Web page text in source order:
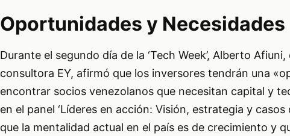
Oportunidades y Necesidades
Durante el segundo día de la ‘Tech Week’, Alberto
consultora EY, afirmó que los inversores tendrán una
encontrar socios venezolanos que necesitan capital y
en el panel ‘Líderes en acción: Visión, estrategia y casos
que la mentalidad actual en el país es de crecimiento y